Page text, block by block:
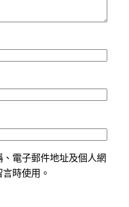
電子郵件地址及個人網
時使用。